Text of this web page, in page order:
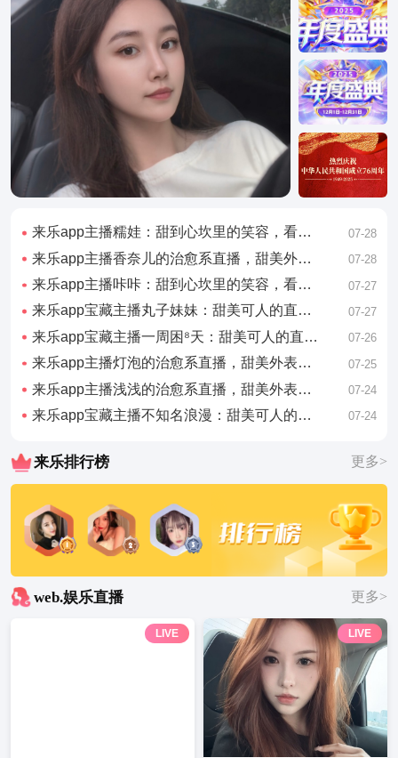
来乐app主播糯娃：甜到心坎里的笑容，看完心情好了一整天 07-28
来乐app主播香奈儿的治愈系直播，甜美外表下藏着有趣的灵魂 07-28
来乐app主播咔咔：甜到心坎里的笑容，看完心情好了一整天 07-27
来乐app宝藏主播丸子妹妹：甜美可人的直播日常，看完想谈恋爱 07-27
来乐app宝藏主播一周困⁸天：甜美可人的直播日常，看完想谈恋爱 07-26
来乐app主播灯泡的治愈系直播，甜美外表下藏着有趣的灵魂 07-25
来乐app主播浅浅的治愈系直播，甜美外表下藏着有趣的灵魂 07-24
来乐app宝藏主播不知名浪漫：甜美可人的直播日常，看完想谈恋爱 07-24
来乐排行榜 更多>
web.娱乐直播 更多>
LIVE LIVE